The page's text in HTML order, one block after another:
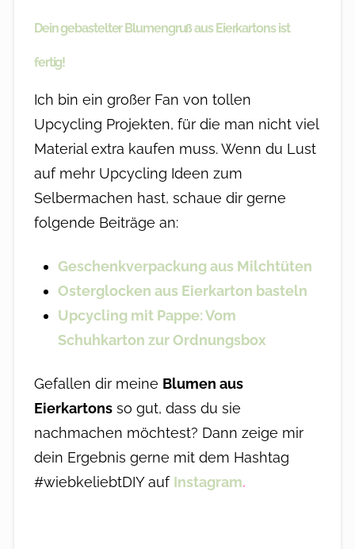
Dein gebastelter Blumengruß aus Eierkartons ist
fertig!
Ich bin ein großer Fan von tollen
Upcycling Projekten, für die man nicht viel
Material extra kaufen muss. Wenn du Lust
auf mehr Upcycling Ideen zum
Selbermachen hast, schaue dir gerne
folgende Beiträge an:
Geschenkverpackung aus Milchtüten
Osterglocken aus Eierkarton basteln
Upcycling mit Pappe: Vom
Schuhkarton zur Ordnungsbox
Gefallen dir meine Blumen aus
Eierkartonsso gut, dass du sie
nachmachen möchtest? Dann zeige mir
dein Ergebnis gerne mit dem Hashtag
#wiebkeliebtDIY auf Instagram.